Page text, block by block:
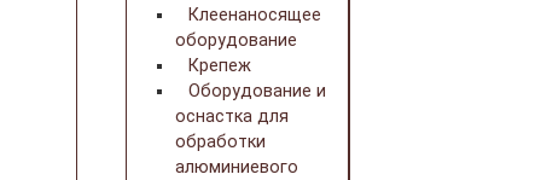
Клеенаносящее
оборудование
Крепеж
Оборудование и
оснастка для
обработки
алюминиевого